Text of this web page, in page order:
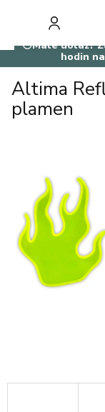
⚪Máte dotaz?
hodin
Altima
plamen